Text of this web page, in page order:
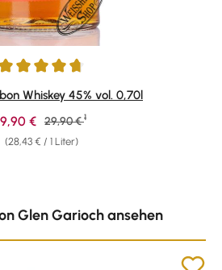
von 4.69 von 5 Sternen
Whiskey 45% vol. 0,70l
(28,43 € / 1 Liter)
Verkaufspreis:
€ Regulärer Preis:
29,90 € 1
Glen Garioch ansehen